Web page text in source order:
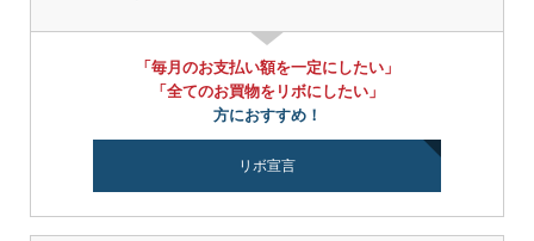
「毎月のお支払い額を一定にしたい」
「全てのお買物をリボにしたい」
方におすすめ！
リボ宣言